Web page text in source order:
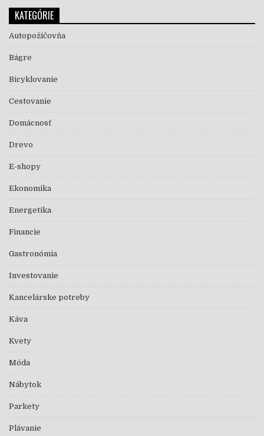
KATEGÓRIE
Autopožičovňa
Bágre
Bicyklovanie
Cestovanie
Domácnosť
Drevo
E-shopy
Ekonomika
Energetika
Financie
Gastronómia
Investovanie
Kancelárske potreby
Káva
Kvety
Móda
Nábytok
Parkety
Plávanie